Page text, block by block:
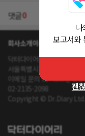
댓글0
회사소개이용약관개인정보
닥터다이어리 대표 : 송제윤
서울특별시 강남구 테헤란
이메일 문의
02-2135-2098
Copyright © Dr.Diary
보고서와
괜